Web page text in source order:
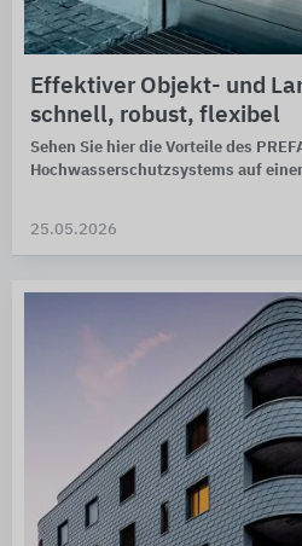
Effektiver Objekt- und
schnell, robust, flexibel
Sehen Sie hier die Vorteile des
Hochwasserschutzsystems auf
25.05.2026